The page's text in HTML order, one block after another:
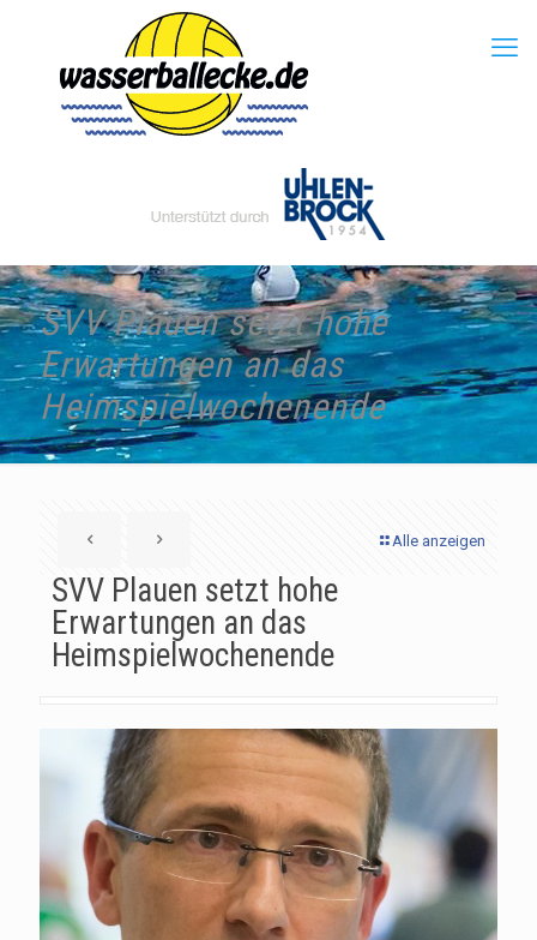
SVV Plauen setzt hohe
Erwartungen an das
Heimspielwochenende
Alle anzeigen
SVV Plauen setzt hohe
Erwartungen an das
Heimspielwochenende